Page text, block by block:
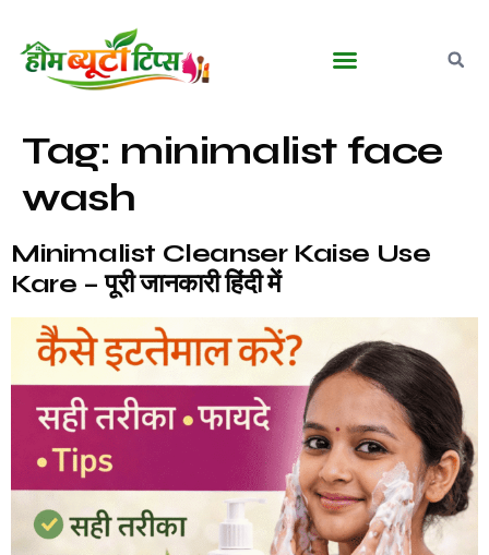
Tag: minimalist face
wash
Minimalist Cleanser Kaise Use
Kare – पूरी जानकारी हिंदी में